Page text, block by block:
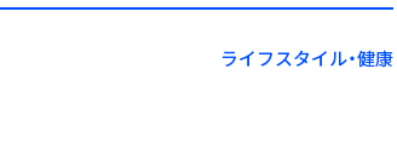
YouTube
会社情報
ライフスタイル・健康